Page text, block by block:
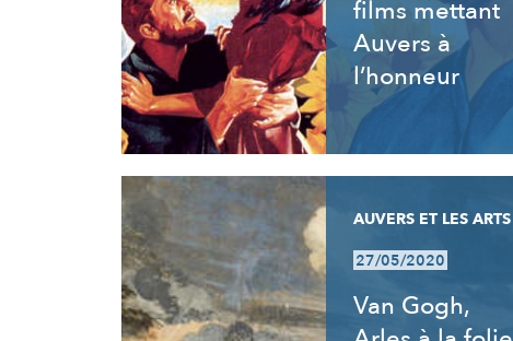
films mettant
Auvers à
l’honneur
AUVERS ET LES ARTS
27/05/2020
Van Gogh,